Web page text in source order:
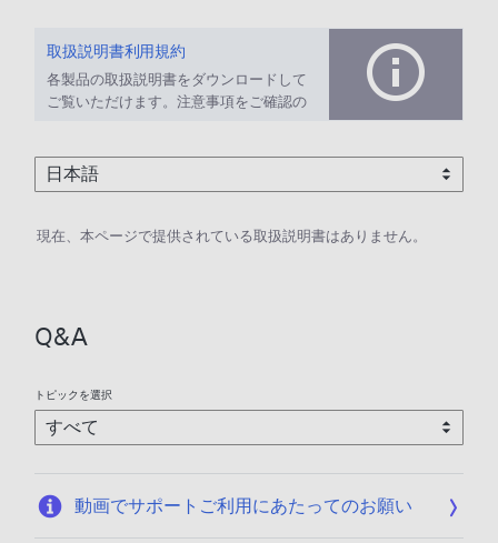
取扱説明書利用規約
各製品の取扱説明書をダウンロードして
ご覧いただけます。注意事項をご確認の
現在、本ページで提供されている取扱説明書はありません。
Q&A
トピックを選択
動画でサポートご利用にあたってのお願い